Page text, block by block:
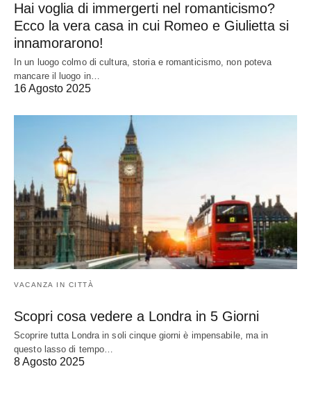
Hai voglia di immergerti nel romanticismo?
Ecco la vera casa in cui Romeo e Giulietta si
innamorarono!
In un luogo colmo di cultura, storia e romanticismo, non poteva
mancare il luogo in…
16 Agosto 2025
VACANZA IN CITTÀ
Scopri cosa vedere a Londra in 5 Giorni
Scoprire tutta Londra in soli cinque giorni è impensabile, ma in
questo lasso di tempo…
8 Agosto 2025